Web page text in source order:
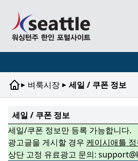
▸ 벼룩시장 ▸ 세일 / 쿠폰 정보
세일 / 쿠폰 정보
세일/쿠폰 정보만 등록 가능합니다.
광고글을 게시할 경우 케이시애틀 정
상단 고정 유료광고 문의: